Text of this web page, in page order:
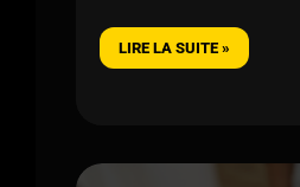
LIRE LA SUITE »